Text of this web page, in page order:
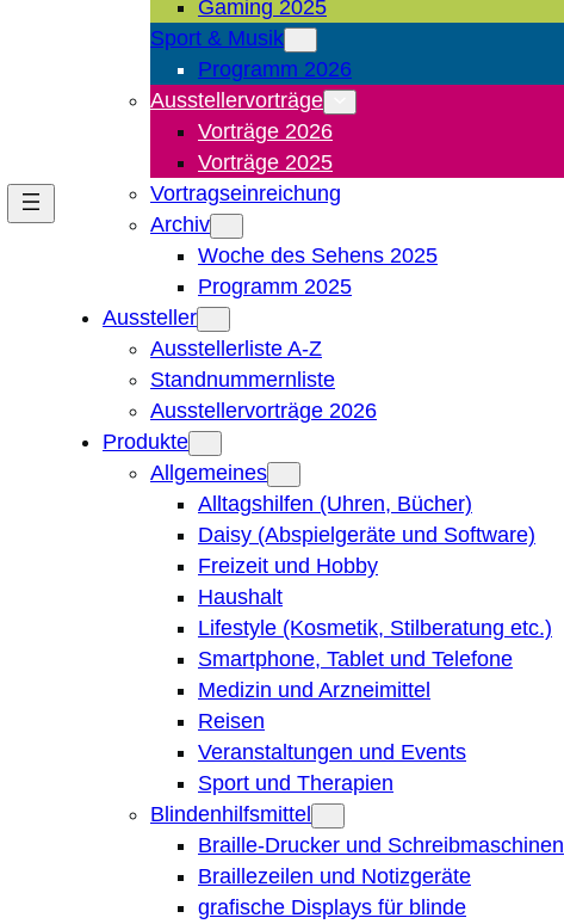
Gaming 2025
Sport & Musik
Programm 2026
Ausstellervorträge
Vorträge 2026
Vorträge 2025
Vortragseinreichung
Archiv
Woche des Sehens 2025
Programm 2025
Aussteller
Ausstellerliste A-Z
Standnummernliste
Ausstellervorträge 2026
Produkte
Allgemeines
Alltagshilfen (Uhren, Bücher)
Daisy (Abspielgeräte und Software)
Freizeit und Hobby
Haushalt
Lifestyle (Kosmetik, Stilberatung etc.)
Smartphone, Tablet und Telefone
Medizin und Arzneimittel
Reisen
Veranstaltungen und Events
Sport und Therapien
Blindenhilfsmittel
Braille-Drucker und Schreibmaschinen
Braillezeilen und Notizgeräte
grafische Displays für blinde